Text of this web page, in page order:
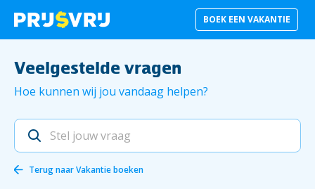
BOEK EEN VAKANTIE
Veelgestelde vragen
Hoe kunnen wij jou vandaag helpen?
Terug naarVakantie boeken